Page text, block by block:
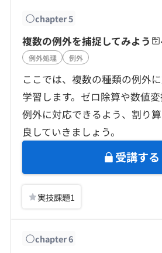
chapter5
複数の例外を捕捉してみよう
例外処理 例外
ここでは、複数の種類の例外
学習します。ゼロ除算や数値
例外に対応できるよう、割り
良していきましょう。
受講する
実技課題1
chapter6